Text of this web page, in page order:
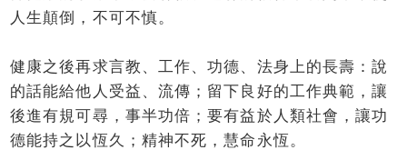
人生顛倒，不可不慎。
健康之後再求言教、工作、功德、法身上的長壽：說
的話能給他人受益、流傳；留下良好的工作典範，讓
後進有規可尋，事半功倍；要有益於人類社會，讓功
德能持之以恆久；精神不死，慧命永恆。